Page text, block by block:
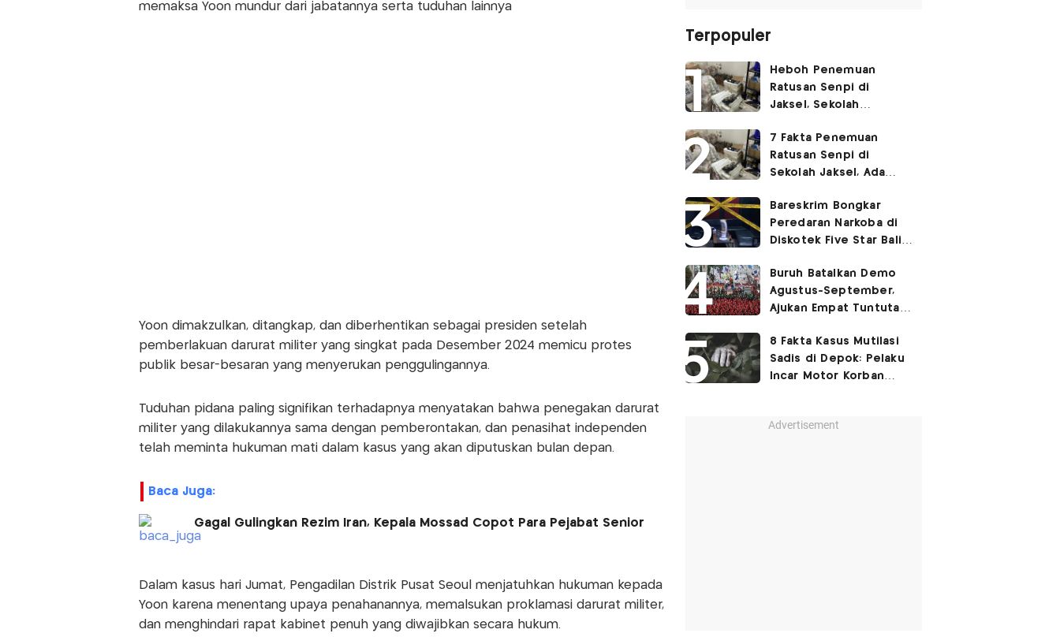
memaksa Yoon mundur dari jabatannya serta tuduhan lainnya
Yoon dimakzulkan, ditangkap, dan diberhentikan sebagai presiden setelah
pemberlakuan darurat militer yang singkat pada Desember 2024 memicu protes
publik besar-besaran yang menyerukan penggulingannya.
Tuduhan pidana paling signifikan terhadapnya menyatakan bahwa penegakan darurat
militer yang dilakukannya sama dengan pemberontakan, dan penasihat independen
telah meminta hukuman mati dalam kasus yang akan diputuskan bulan depan.
Baca Juga:
Gagal Gulingkan Rezim Iran, Kepala Mossad Copot Para Pejabat Senior
Dalam kasus hari Jumat, Pengadilan Distrik Pusat Seoul menjatuhkan hukuman kepada
Yoon karena menentang upaya penahanannya, memalsukan proklamasi darurat militer,
dan menghindari rapat kabinet penuh yang diwajibkan secara hukum.
Terpopuler
Heboh Penemuan
Ratusan Senpi di
Jaksel, Sekolah
Kegiatan Eskul
Menembak
7 Fakta Penemuan
Ratusan Senpi di
Sekolah Jaksel, Ada
Ruang Bunker
Bareskrim Bongkar
Peredaran Narkoba di
Diskotek Five Star Bali,
Buruh Batalkan Demo
Agustus-September,
Ajukan Empat Tuntutan
8 Fakta Kasus Mutilasi
Sadis di Depok: Pelaku
Incar Motor Korban
Advertisement